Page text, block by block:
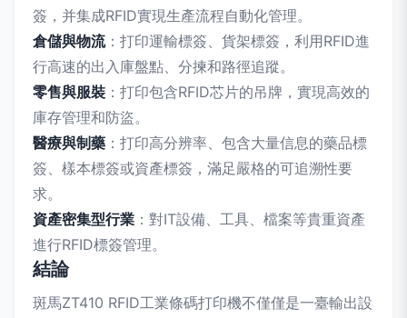
簽，并集成RFID實現生產流程自動化管理。
倉儲與物流：打印運輸標簽、貨架標簽，利用RFID進
行高速的出入庫盤點、分揀和路徑追蹤。
零售與服裝 ：打印包含RFID芯片的吊牌，實現高效的
庫存管理和防盜。
醫療與制藥 ：打印高分辨率、包含大量信息的藥品標
簽、樣本標簽或資產標簽，滿足嚴格的可追溯性要
求。
資產密集型行業 ：對IT設備、工具、檔案等貴重資產
進行RFID標簽管理。
結論
斑馬ZT410 RFID工業條碼打印機不僅僅是一臺輸出設